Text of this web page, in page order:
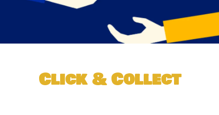
Click & Collect